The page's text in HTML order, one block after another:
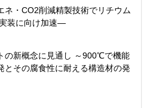
ネ・CO2削減精製技術でリチウム
装に向け加速―
の新概念に見通し ～900℃で機能
とその腐食性に耐える構造材の発